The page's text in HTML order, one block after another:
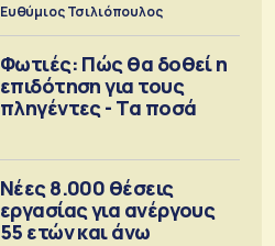
Ευθύμιος Τσιλιόπουλος
Φωτιές: Πώς θα δοθεί η
επιδότηση για τους
πληγέντες - Τα ποσά
Νέες 8.000 θέσεις
εργασίας για ανέργους
55 ετών και άνω